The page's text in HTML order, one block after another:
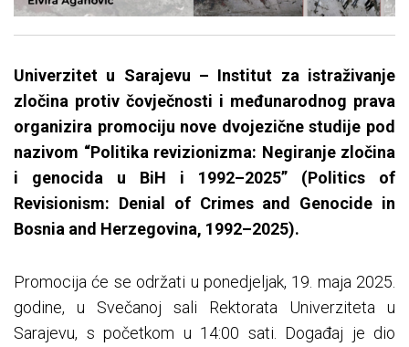
Univerzitet u Sarajevu – Institut za istraživanje
zločina protiv čovječnosti i međunarodnog prava
organizira promociju nove dvojezične studije pod
nazivom “Politika revizionizma: Negiranje zločina
i genocida u BiH i 1992–2025” (Politics of
Revisionism: Denial of Crimes and Genocide in
Bosnia and Herzegovina, 1992–2025).
Promocija će se održati u ponedjeljak, 19. maja 2025.
godine, u Svečanoj sali Rektorata Univerziteta u
Sarajevu, s početkom u 14:00 sati. Događaj je dio